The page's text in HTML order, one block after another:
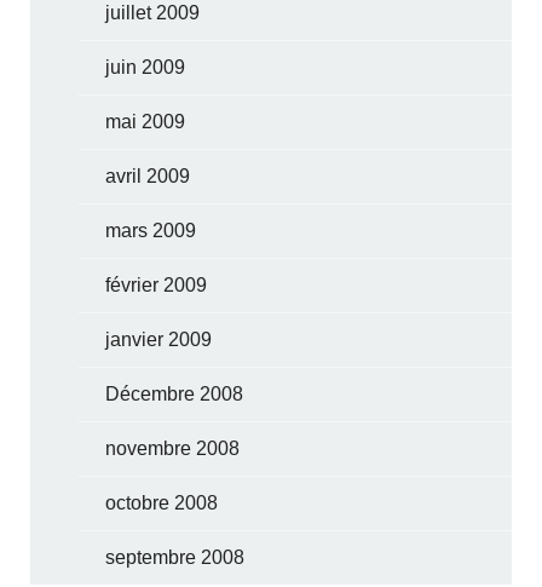
juillet 2009
juin 2009
mai 2009
avril 2009
mars 2009
février 2009
janvier 2009
Décembre 2008
novembre 2008
octobre 2008
septembre 2008